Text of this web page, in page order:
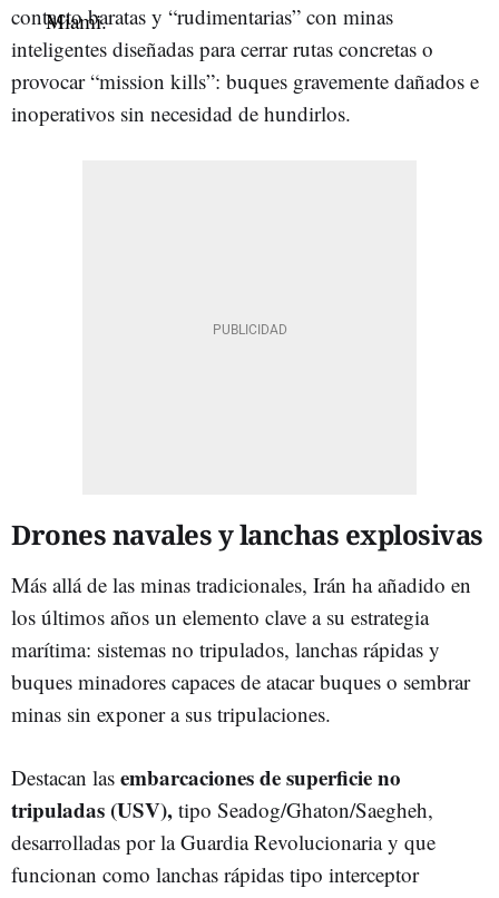
contacto baratas y “rudimentarias” con minas
inteligentes diseñadas para cerrar rutas concretas o
provocar “mission kills”: buques gravemente dañados e
inoperativos sin necesidad de hundirlos.
Drones navales y lanchas explosivas
Más allá de las minas tradicionales, Irán ha añadido en
los últimos años un elemento clave a su estrategia
marítima: sistemas no tripulados, lanchas rápidas y
buques minadores capaces de atacar buques o sembrar
minas sin exponer a sus tripulaciones.
Destacan las embarcaciones de superficie no
tripuladas (USV), tipo Seadog/Ghaton/Saegheh,
desarrolladas por la Guardia Revolucionaria y que
funcionan como lanchas rápidas tipo interceptor